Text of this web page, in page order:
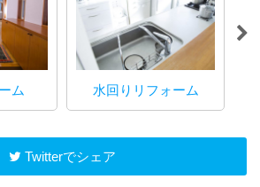
ム 水回りリフォーム
Twitterでシェア